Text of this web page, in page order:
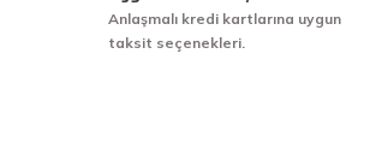
Anlaşmalı kredi kartlarına uygun
taksit seçenekleri.